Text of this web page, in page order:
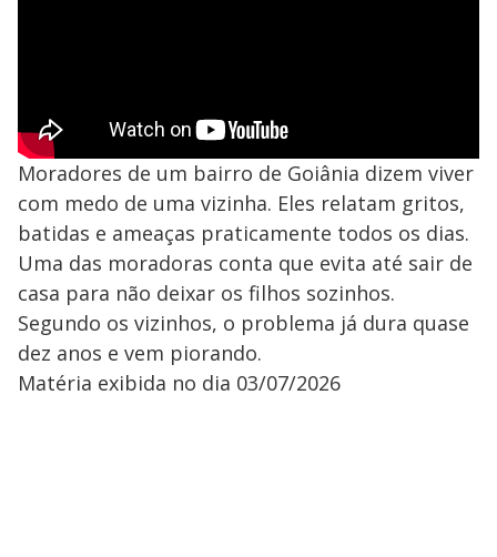
Moradores de um bairro de Goiânia dizem viver
com medo de uma vizinha. Eles relatam gritos,
batidas e ameaças praticamente todos os dias.
Uma das moradoras conta que evita até sair de
casa para não deixar os filhos sozinhos.
Segundo os vizinhos, o problema já dura quase
dez anos e vem piorando.
Matéria exibida no dia 03/07/2026